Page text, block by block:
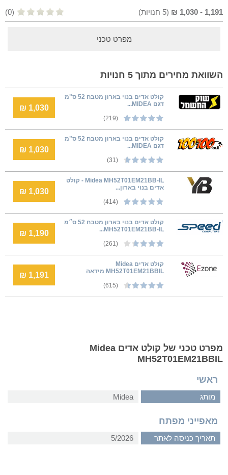
1,191
-
1,030
₪
(
5 חנויות) (0)
מפרט טכני
השוואת מחירים מתוך 5 חנויות
קולט אדים בנוי בארון מטבח 52 ס"מ
דגם MIDEA...
(219)
1,030 ₪
קולט אדים בנוי בארון מטבח 52 ס"מ
דגם MIDEA...
(31)
1,030 ₪
Midea MH52T01EM21BB-IL - קולט
אדים בנוי בארון...
(414)
1,030 ₪
קולט אדים בנוי בארון מטבח 52 ס״מ
MH52T01EM21BB-IL...
(261)
1,190 ₪
קולט אדים Midea
MH52T01EM21BBIL מידאה
(615)
1,191 ₪
מפרט טכני של קולט אדים Midea
MH52T01EM21BBIL
ראשי
מותג Midea
מאפייני מפתח
תאריך כניסה לאתר 5/2026